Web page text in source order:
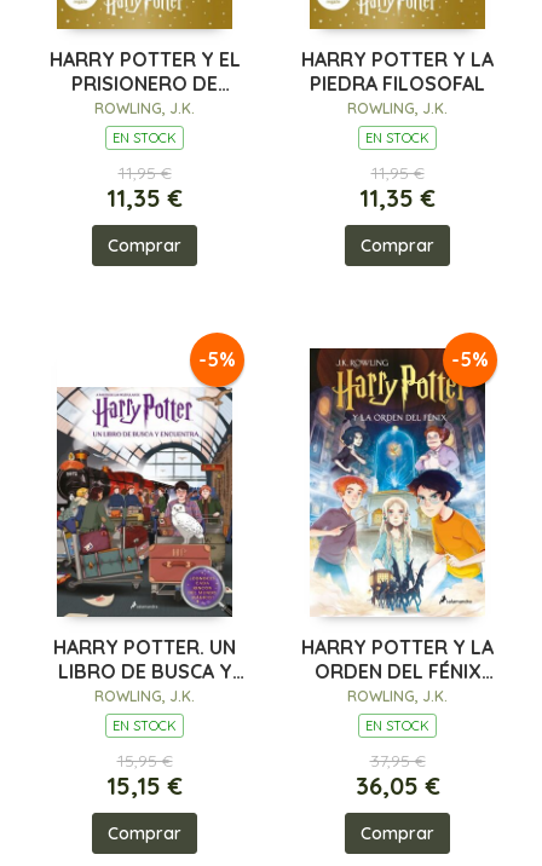
HARRY POTTER Y EL
PRISIONERO DE
AZKABAN
ROWLING, J.K.
EN STOCK
11,95 €
11,35 €
Comprar
HARRY POTTER Y LA
PIEDRA FILOSOFAL
ROWLING, J.K.
EN STOCK
11,95 €
11,35 €
Comprar
-5%
HARRY POTTER. UN
LIBRO DE BUSCA Y
ENCUENTRA (HARRY
POTTER)
ROWLING, J.K.
EN STOCK
15,95 €
15,15 €
Comprar
-5%
HARRY POTTER Y LA
ORDEN DEL FÉNIX
(HARRY POTTER
[EDICIÓN CON
ILUSTRACIONES DE
XA
ROWLING, J.K.
EN STOCK
37,95 €
36,05 €
Comprar